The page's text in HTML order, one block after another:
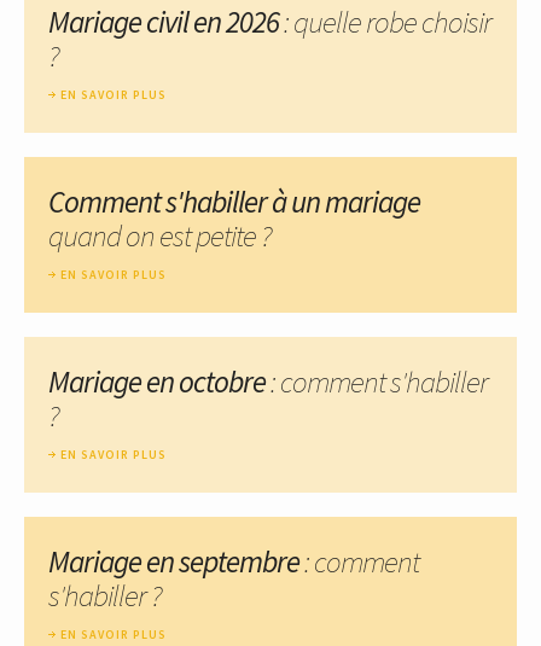
Mariage civil en 2026: quelle robe choisir
?
EN SAVOIR PLUS
Comment s'habiller à un mariage
quand on est petite ?
EN SAVOIR PLUS
Mariage en octobre: comment s'habiller
?
EN SAVOIR PLUS
Mariage en septembre: comment
s'habiller ?
EN SAVOIR PLUS